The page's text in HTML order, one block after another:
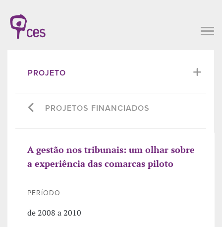
PROJETO
PROJETOS FINANCIADOS
A gestão nos tribunais: um olhar sobre
a experiência das comarcas piloto
PERÍODO
de 2008 a 2010